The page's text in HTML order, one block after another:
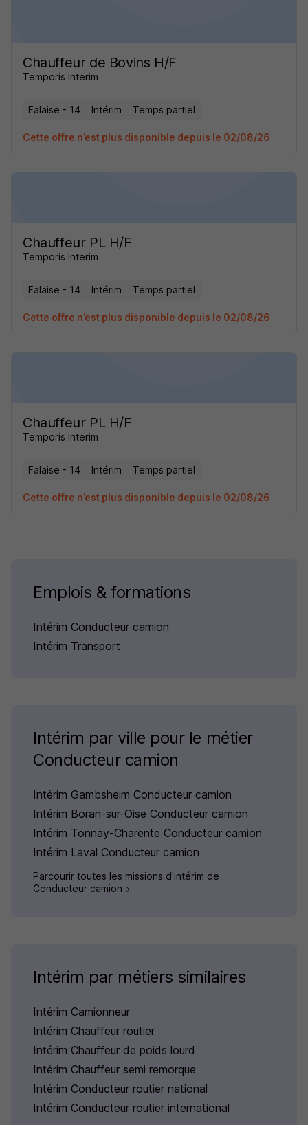
Chauffeur de Bovins H/F
Temporis Interim
Falaise - 14 Intérim Temps partiel
Cette offre n’est plus disponible depuis le 02/08/26
Chauffeur PL H/F
Temporis Interim
Falaise - 14 Intérim Temps partiel
Cette offre n’est plus disponible depuis le 02/08/26
Chauffeur PL H/F
Temporis Interim
Falaise - 14 Intérim Temps partiel
Cette offre n’est plus disponible depuis le 02/08/26
Emplois & formations
Intérim Conducteur camion
Intérim Transport
Intérim par ville pour le métier
Conducteur camion
Intérim Gambsheim Conducteur camion
Intérim Boran-sur-Oise Conducteur camion
Intérim Tonnay-Charente Conducteur camion
Intérim Laval Conducteur camion
Parcourir toutes les missions d'intérim de
Conducteur camion
Intérim par métiers similaires
Intérim Camionneur
Intérim Chauffeur routier
Intérim Chauffeur de poids lourd
Intérim Chauffeur semi remorque
Intérim Conducteur routier national
Intérim Conducteur routier international